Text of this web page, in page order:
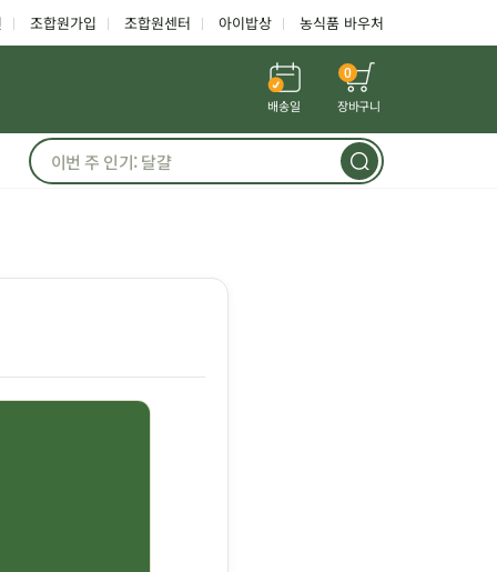
조합원가입 조합원센터 아이밥상 농식품 바우처
배송일
0
장바구니